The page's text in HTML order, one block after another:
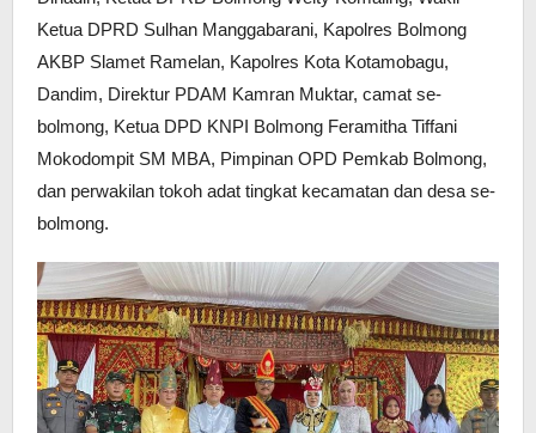
Ketua DPRD Sulhan Manggabarani, Kapolres Bolmong
AKBP Slamet Ramelan, Kapolres Kota Kotamobagu,
Dandim, Direktur PDAM Kamran Muktar, camat se-
bolmong, Ketua DPD KNPI Bolmong Feramitha Tiffani
Mokodompit SM MBA, Pimpinan OPD Pemkab Bolmong,
dan perwakilan tokoh adat tingkat kecamatan dan desa se-
bolmong.